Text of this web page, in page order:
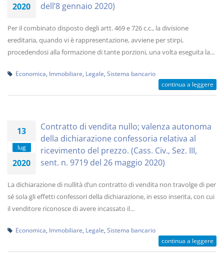
2020
dell’8 gennaio 2020)
Per il combinato disposto degli artt. 469 e 726 c.c., la divisione
ereditaria, quando vi è rappresentazione, avviene per stirpi,
procedendosi alla formazione di tante porzioni, una volta eseguita la...
Economica Immobiliare Legale Sistema bancario
continua a leggere
13
lug
2020
Contratto di vendita nullo; valenza autonoma
della dichiarazione confessoria relativa al
ricevimento del prezzo. (Cass. Civ., Sez. III,
sent. n. 9719 del 26 maggio 2020)
La dichiarazione di nullità d’un contratto di vendita non travolge di per
sé sola gli effetti confessori della dichiarazione, in esso inserita, con cui
il venditore riconosce di avere incassato il...
Economica Immobiliare Legale Sistema bancario
continua a leggere